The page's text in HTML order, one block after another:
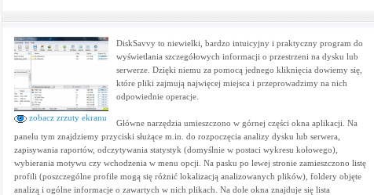
zobacz zrzuty ekranu
DiskSavvy to niewielki, bardzo intuicyjny i praktyczny program do
wyświetlania szczegółowych informacji o przestrzeni na dysku lub
serwerze. Dzięki niemu za pomocą jednego kliknięcia dowiemy się,
które pliki zajmują najwięcej miejsca i przeprowadzimy na nich
odpowiednie operacje.
Główne narzędzia umieszczono w górnej części okna aplikacji. Na
panelu tym znajdziemy przyciski służące m.in. do rozpoczęcia analizy dysku lub serwera,
zapisywania raportów, odczytywania statystyk (domyślnie w postaci wykresu kołowego),
wybierania motywu czy wchodzenia w menu opcji. Na pasku po lewej stronie zamieszczono listę
profili (poszczególne profile mogą się różnić lokalizacją analizowanych plików), foldery objęte
analizą i ogólne informacje o zawartych w nich plikach. Na dole okna znajduje się lista